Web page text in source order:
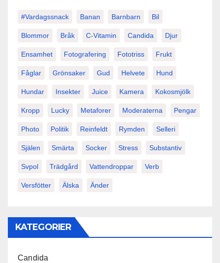
#vardagssnack Banan Barnbarn Bil
Blommor Bråk C-Vitamin Candida Djur
Ensamhet Fotografering Fototriss Frukt
Fåglar Grönsaker Gud Helvete Hund
Hundar Insekter Juice Kamera Kokosmjölk
Kropp Lucky Metaforer Moderaterna Pengar
Photo Politik Reinfeldt Rymden Selleri
Själen Smärta Socker Stress Substantiv
Svpol Trädgård Vattendroppar Verb
Versfötter Älska Änder
KATEGORIER
Candida